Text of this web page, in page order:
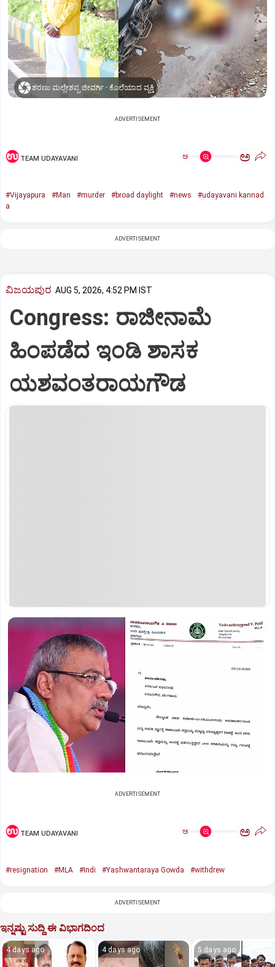
ಶರಣು ಮಲ್ಲೇಶಪ್ಪ ಜೀವರ್ಗಿ - ಕೊಲೆಯಾದ ವ್ಯಕ್ತಿ
ADVERTISEMENT
TEAM UDAYAVANI ಅ ಅ
#Vijayapura #Man #murder #broad daylight #news
#udayavani kannad
a
ADVERTISEMENT
ವಿಜಯಪುರ AUG 5, 2026, 4:52 PM IST
Congress: ರಾಜೀನಾಮೆ
ಹಿಂಪಡೆದ ಇಂಡಿ ಶಾಸಕ
ಯಶವಂತರಾಯಗೌಡ
ADVERTISEMENT
TEAM UDAYAVANI ಅ ಅ
#resignation #MLA #Indi #Yashwantaraya Gowda #withdrew
ADVERTISEMENT
ಇನ್ನಷ್ಟು ಸುದ್ದಿ ಈ ವಿಭಾಗದಿಂದ
4 days ago 4 days ago 5 days ago